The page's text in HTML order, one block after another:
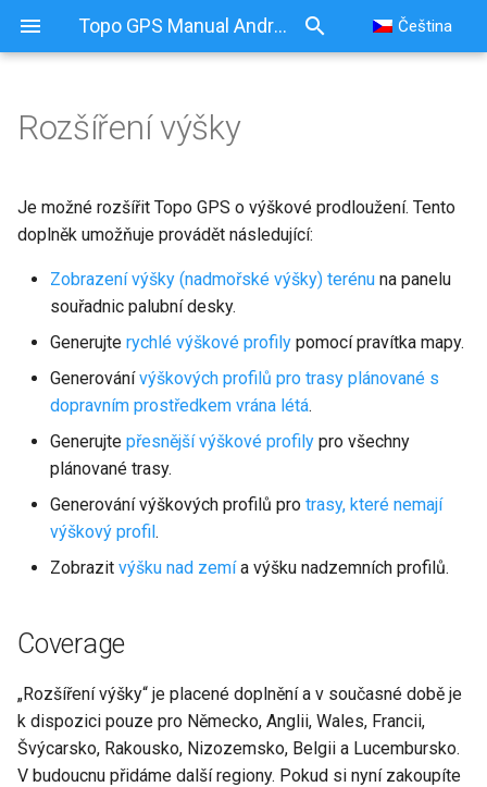
Topo GPS Manual Android Čeština
Rozšíření výšky
Coverage
prodloužení
Zobrazení výšky terénu
Rychlé výškové profily
Výškové profily pro trasy
plánované pomocí vrány
Přesnější výškové profily
pro plánované trasy
nemají výškový profil
Generování výškových
profilů terénu pro
zaznamenané trasy
Rozšíření výšky
Je možné rozšířit Topo GPS o výškové prodloužení. Tento
doplněk umožňuje provádět následující:
Zobrazení výšky (nadmořské výšky) terénu na panelu
souřadnic palubní desky.
Generujte rychlé výškové profily pomocí pravítka mapy.
Generovánívýškových profilů pro trasy plánované s
dopravním prostředkem vrána létá.
Generujte přesnější výškové profily pro všechny
plánované trasy.
Generování výškových profilů pro trasy, které nemají
výškový profil.
Zobrazit výšku nad zemía výšku nadzemních profilů.
Coverage
„Rozšíření výšky“ je placené doplnění a v současné době je
k dispozici pouze pro Německo, Anglii, Wales, Francii,
Švýcarsko, Rakousko, Nizozemsko, Belgii a Lucembursko.
V budoucnu přidáme další regiony. Pokud si nyní zakoupíte